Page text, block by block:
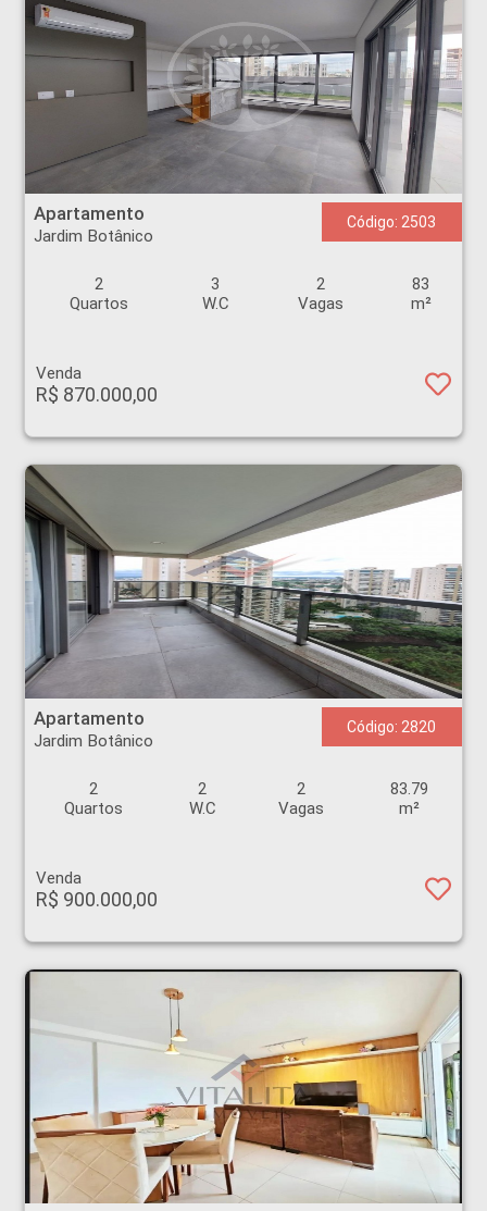
Apartamento
Jardim Botânico
Código: 2503
2
Quartos
3
W.C
2
Vagas
83
m²
Venda
R$ 870.000,00
Apartamento - Jardim Botânico - Ribeirão Preto
Apartamento
Jardim Botânico
Código: 2820
2
Quartos
2
W.C
2
Vagas
83.79
m²
Venda
R$ 900.000,00
Apartamento - Jardim Botânico - Ribeirão Preto